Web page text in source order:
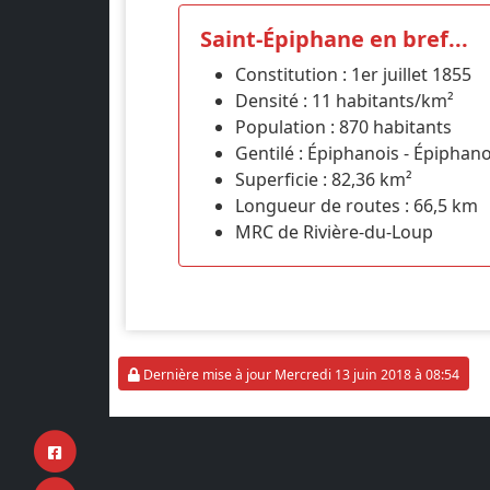
Saint-Épiphane en bref...
Constitution : 1er juillet 1855
Densité : 11 habitants/km²
Population : 870 habitants
Gentilé : Épiphanois -
Superficie : 82,36 km²
Longueur de routes : 66,5 km
MRC de Rivière-du-Loup
Dernière mise à jour Mercredi 13 juin 2018 à 08:54